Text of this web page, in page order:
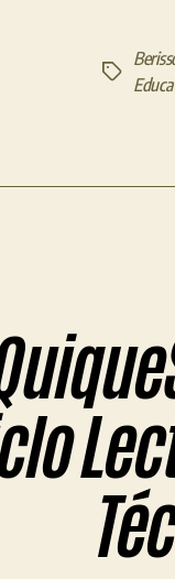
Etiquetas